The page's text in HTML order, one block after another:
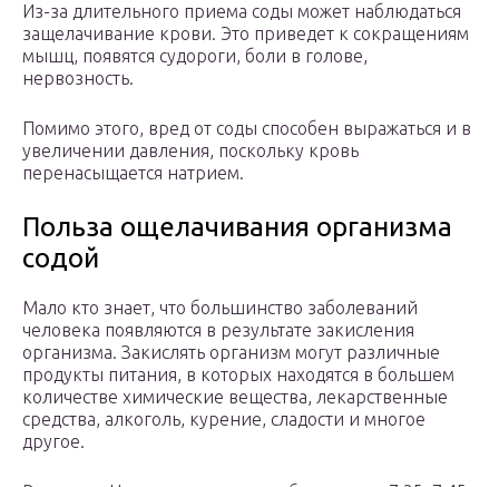
Из-за длительного приема соды может наблюдаться
защелачивание крови. Это приведет к сокращениям
мышц, появятся судороги, боли в голове,
нервозность.
Помимо этого, вред от соды способен выражаться и в
увеличении давления, поскольку кровь
перенасыщается натрием.
Польза ощелачивания организма
содой
Мало кто знает, что большинство заболеваний
человека появляются в результате закисления
организма. Закислять организм могут различные
продукты питания, в которых находятся в большем
количестве химические вещества, лекарственные
средства, алкоголь, курение, сладости и многое
другое.